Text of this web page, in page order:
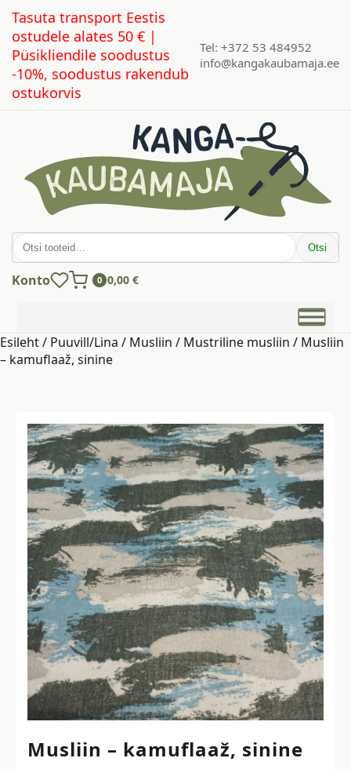
Tasuta transport Eestis
ostudele alates 50 € |
Püsikliendile soodustus
-10%, soodustus rakendub
ostukorvis
Tel: +372 53 484952
info@kangakaubamaja.ee
Otsi: Otsi
Konto 0 0,00 €
Esileht/ Puuvill/Lina / Musliin / Mustriline musliin / Musliin
– kamuflaaž, sinine
Musliin – kamuflaaž, sinine